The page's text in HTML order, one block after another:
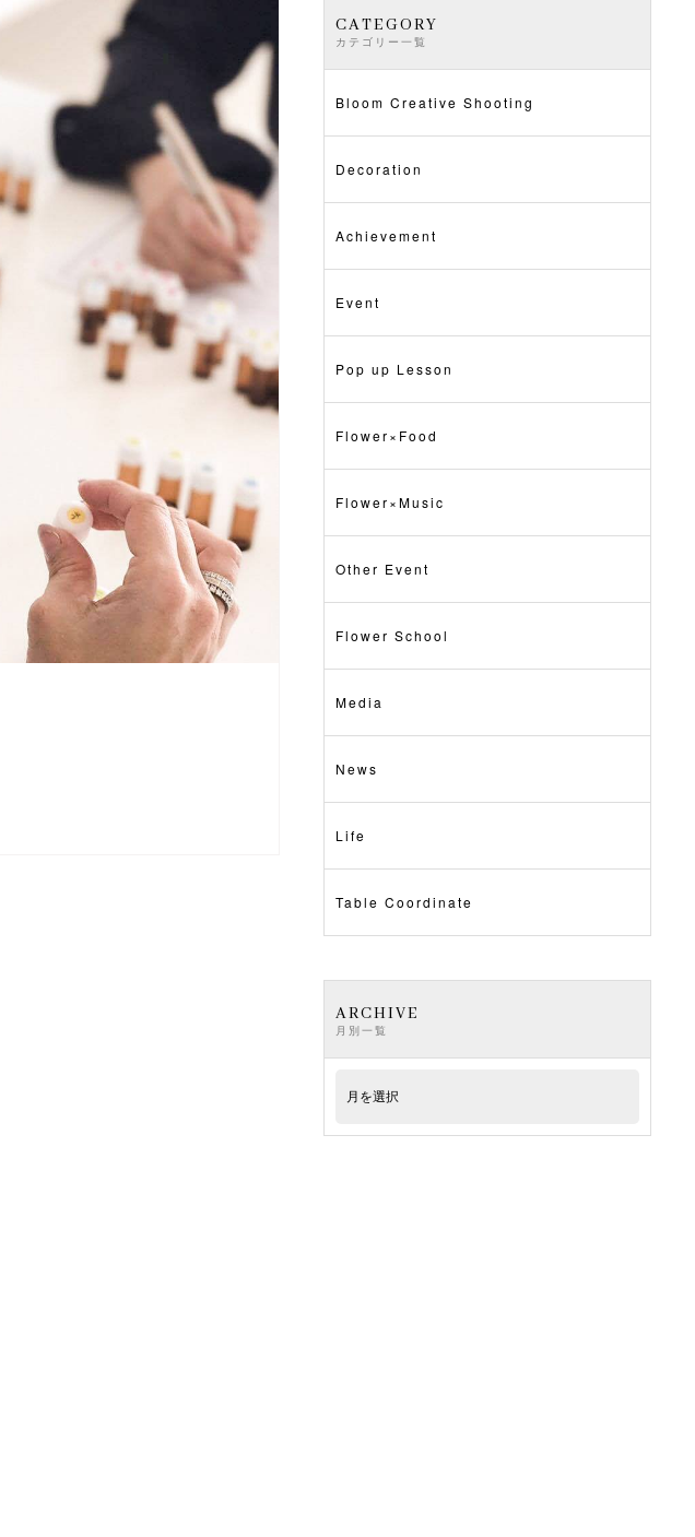
CATEGORY
カテゴリー一覧
Bloom Creative Shooting
Decoration
Achievement
Event
Pop up Lesson
Flower×Food
Flower×Music
Other Event
Flower School
Media
News
Life
Table Coordinate
ARCHIVE
月別一覧